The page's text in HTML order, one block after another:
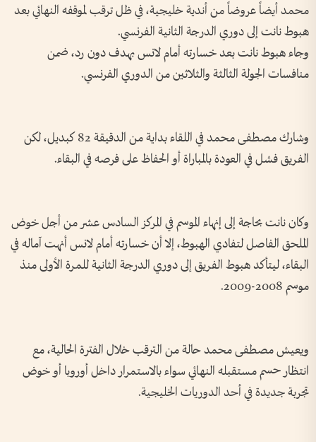
محمد أيضاً عروضاً من أندية خليجية، في ظل ترقب لموقفه النهائي بعد
هبوط نانت إلى دوري الدرجة الثانية الفرنسي.
وجاء هبوط نانت بعد خسارته أمام لانس بهدف دون رد، ضمن
منافسات الجولة الثالثة والثلاثين من الدوري الفرنسي.
وشارك مصطفى محمد في اللقاء بداية من الدقيقة 82 كبديل، لكن
الفريق فشل في العودة بالمباراة أو الحفاظ على فرصه في البقاء.
وكان نانت بحاجة إلى إنهاء الموسم في المركز السادس عشر من أجل خوض
الملحق الفاصل لتفادي الهبوط، إلا أن خسارته أمام لانس أنهت آماله في
البقاء، ليتأكد هبوط الفريق إلى دوري الدرجة الثانية للمرة الأولى منذ
موسم 2008-2009.
ويعيش مصطفى محمد حالة من الترقب خلال الفترة الحالية، مع
انتظار حسم مستقبله النهائي سواء بالاستمرار داخل أوروبا أو خوض
تجربة جديدة في أحد الدوريات الخليجية.